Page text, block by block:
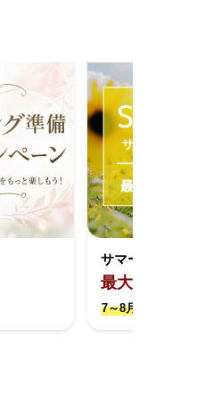
サマーキャンペーン
最大約17万円お
7～8月撮影限定